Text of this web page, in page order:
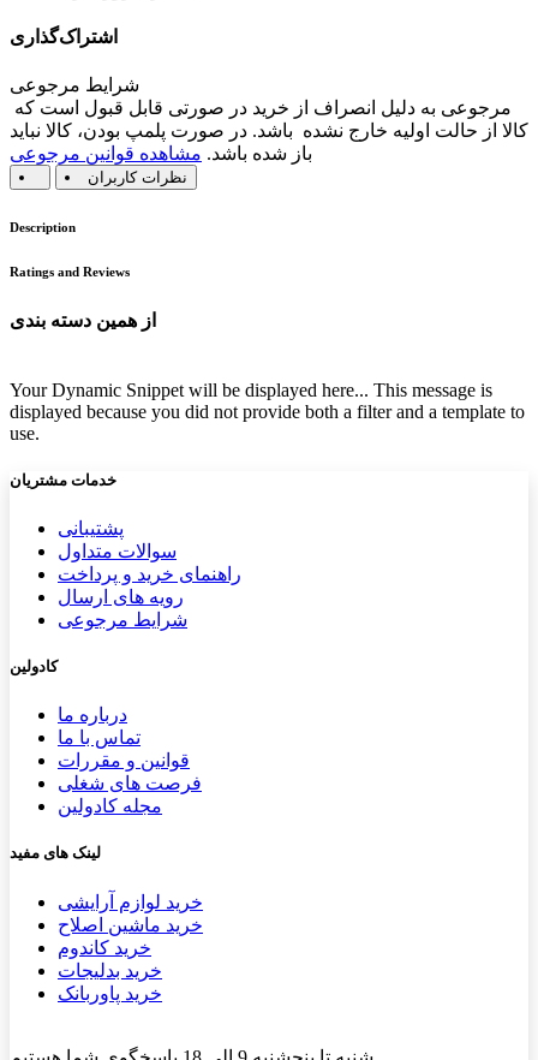
اشتراک‌گذاری
شرایط مرجوعی
کالا از حالت اولیه خارج نشده باشد. در صورت پلمپ بودن، کالا نباید
باز شده باشد. مشاهده قوانین مرجوعی
نظرات کاربران
Description
Ratings and Reviews
از همین دسته بندی
Your Dynamic Snippet will be displayed here... This message is
displayed because you did not provide both a filter and a template to
use.
خدمات مشتریان
پشتیب​​انی
سوالات متداول
راهنمای خرید و پرداخت
رویه های ارسال
شرایط مرجوعی
کادولین
درباره ما
تماس با ما
قوانین و مقررات
فرصت های شغلی
مجله کادولین
لینک های مفید
خرید لوازم آرایشی
خرید ماشین اصلاح
خرید کاندوم
خرید بدلیجات
خرید پاوربانک